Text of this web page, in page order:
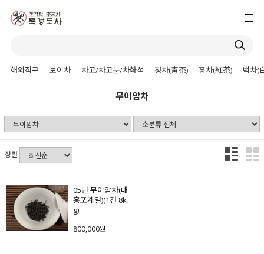
해외직구 보이차 차고/차고분/차화석 청차(靑茶) 홍차(紅茶) 백차(
무이암차
정렬
05년 무이암차(대
홍포계열)(1건 8k
g)
800,000원